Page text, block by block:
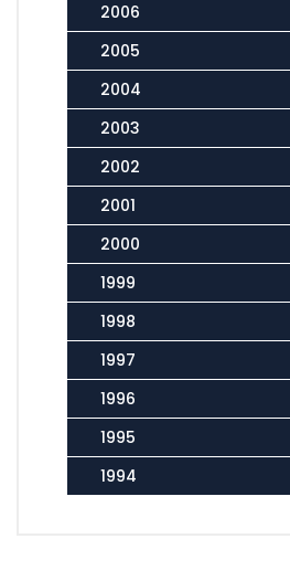
2006
2005
2004
2003
2002
2001
2000
1999
1998
1997
1996
1995
1994